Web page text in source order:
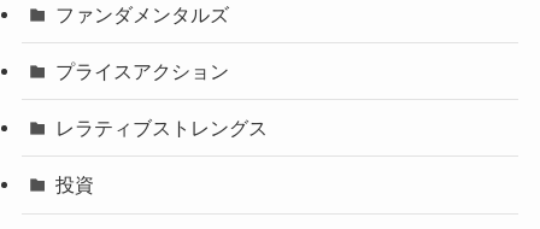
ファンダメンタルズ
プライスアクション
レラティブストレングス
投資